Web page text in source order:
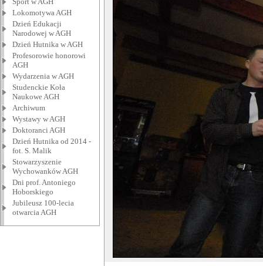
Lokomotywa AGH
Dzień Edukacji
Narodowej w AGH
Dzień Hutnika w AGH
Profesorowie honorowi
AGH
Wydarzenia w AGH
Studenckie Koła
Naukowe AGH
Archiwum
Wystawy w AGH
Doktoranci AGH
Dzień Hutnika od 2014 -
fot. S. Malik
Stowarzyszenie
Wychowanków AGH
Dni prof. Antoniego
Hoborskiego
Jubileusz 100-lecia
otwarcia AGH